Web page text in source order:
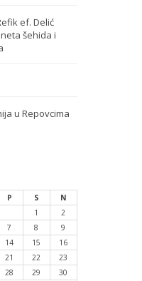
ef. Delić
šehida i
u Repovcima
P S
N
1
2
7 8
9
14 15
16
21 22
23
28 29
30